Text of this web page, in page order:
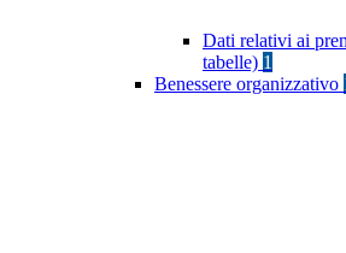
Dati relativi ai
tabelle) 1
Benessere organizzativo